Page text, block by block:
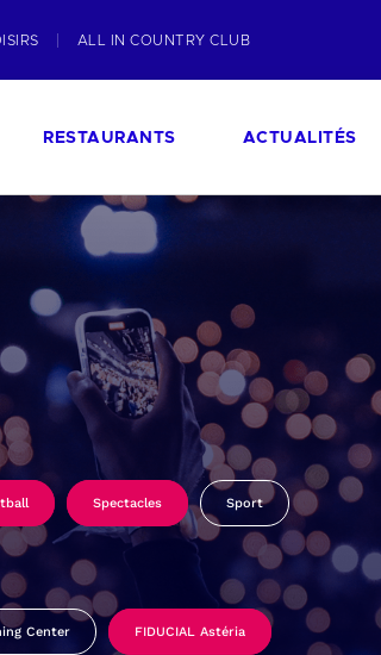
ALL IN COUNTRY CLUB
RESTAURANTS ACTUALITÉS
Spectacles Sport
Center FIDUCIAL Astéria